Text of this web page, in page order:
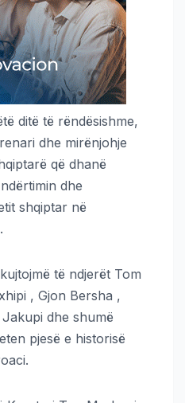
ditë të rëndësishme,
dhe mirënjohje
që dhanë
dhe
shqiptar në
të ndjerët Tom
, Gjon Bersha ,
dhe shumë
pjesë e historisë